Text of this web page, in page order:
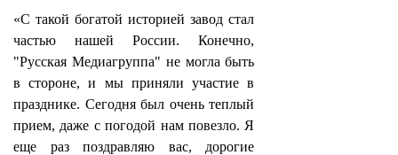
«С такой богатой историей завод стал
частью нашей России. Конечно,
"Русская Медиагруппа" не могла быть
в стороне, и мы приняли участие в
празднике. Сегодня был очень теплый
прием, даже с погодой нам повезло. Я
еще раз поздравляю вас, дорогие